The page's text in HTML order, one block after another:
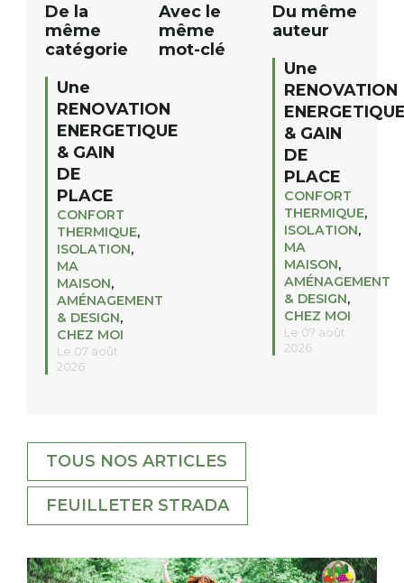
De la
même
catégorie
Une
RENOVATION
ENERGETIQUE
& GAIN
DE
PLACE
CONFORT
THERMIQUE,
ISOLATION,
MA
MAISON,
AMÉNAGEMENT
& DESIGN,
CHEZ MOI
Le 07 août
2026
Avec le
même
mot-clé
Du même
auteur
Une
RENOVATION
& GAIN
DE
PLACE
CONFORT
THERMIQUE,
ISOLATION,
MA
MAISON,
AMÉNAGEMENT
& DESIGN,
CHEZ MOI
Le 07 août
2026
TOUS NOS ARTICLES
FEUILLETER STRADA